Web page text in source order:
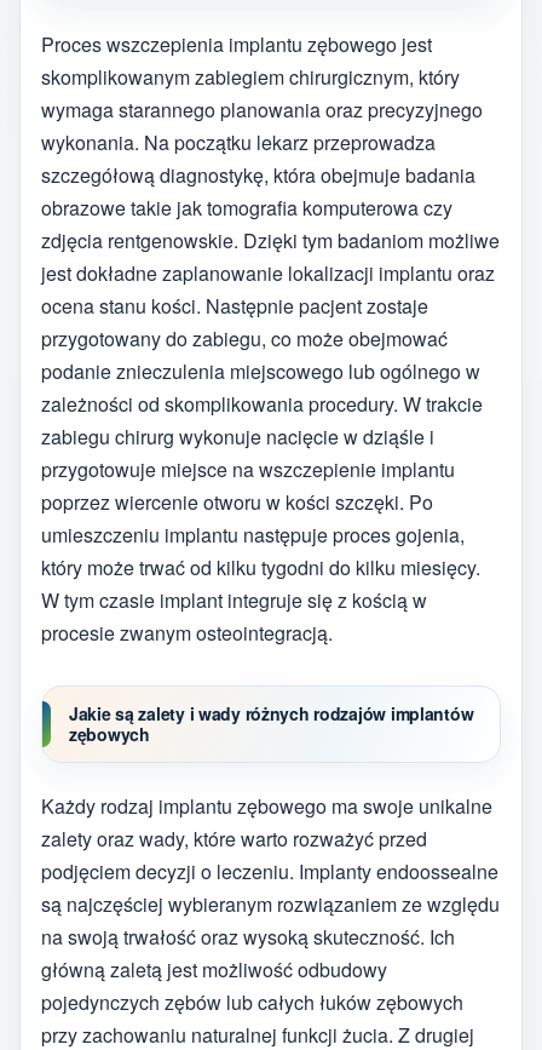
Proces wszczepienia implantu zębowego jest
skomplikowanym zabiegiem chirurgicznym, który
wymaga starannego planowania oraz precyzyjnego
wykonania. Na początku lekarz przeprowadza
szczegółową diagnostykę, która obejmuje badania
obrazowe takie jak tomografia komputerowa czy
zdjęcia rentgenowskie. Dzięki tym badaniom możliwe
jest dokładne zaplanowanie lokalizacji implantu oraz
ocena stanu kości. Następnie pacjent zostaje
przygotowany do zabiegu, co może obejmować
podanie znieczulenia miejscowego lub ogólnego w
zależności od skomplikowania procedury. W trakcie
zabiegu chirurg wykonuje nacięcie w dziąśle i
przygotowuje miejsce na wszczepienie implantu
poprzez wiercenie otworu w kości szczęki. Po
umieszczeniu implantu następuje proces gojenia,
który może trwać od kilku tygodni do kilku miesięcy.
W tym czasie implant integruje się z kością w
procesie zwanym osteointegracją.
Jakie są zalety i wady różnych rodzajów implantów
zębowych
Każdy rodzaj implantu zębowego ma swoje unikalne
zalety oraz wady, które warto rozważyć przed
podjęciem decyzji o leczeniu. Implanty endoossealne
są najczęściej wybieranym rozwiązaniem ze względu
na swoją trwałość oraz wysoką skuteczność. Ich
główną zaletą jest możliwość odbudowy
pojedynczych zębów lub całych łuków zębowych
przy zachowaniu naturalnej funkcji żucia. Z drugiej